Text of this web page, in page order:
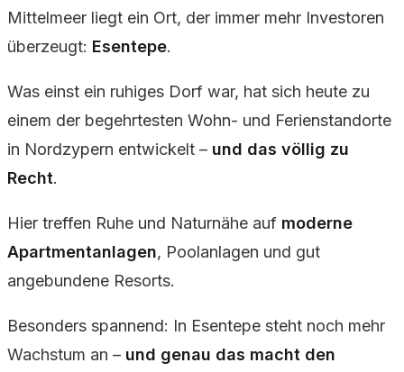
Mittelmeer liegt ein Ort, der immer mehr Investoren
überzeugt: Esentepe.
Was einst ein ruhiges Dorf war, hat sich heute zu
einem der begehrtesten Wohn- und Ferienstandorte
in Nordzypern entwickelt – und das völlig zu
Recht.
Hier treffen Ruhe und Naturnähe auf moderne
Apartmentanlagen, Poolanlagen und gut
angebundene Resorts.
Besonders spannend: In Esentepe steht noch mehr
Wachstum an – und genau das macht den